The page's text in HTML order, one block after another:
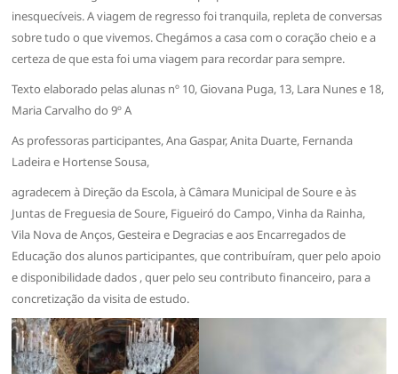
inesquecíveis. A viagem de regresso foi tranquila, repleta de conversas
sobre tudo o que vivemos. Chegámos a casa com o coração cheio e a
certeza de que esta foi uma viagem para recordar para sempre.
Texto elaborado pelas alunas nº 10, Giovana Puga, 13, Lara Nunes e 18,
Maria Carvalho do 9º A
As professoras participantes, Ana Gaspar, Anita Duarte, Fernanda
Ladeira e Hortense Sousa,
agradecem à Direção da Escola, à Câmara Municipal de Soure e às
Juntas de Freguesia de Soure, Figueiró do Campo, Vinha da Rainha,
Vila Nova de Anços, Gesteira e Degracias e aos Encarregados de
Educação dos alunos participantes, que contribuíram, quer pelo apoio
e disponibilidade dados , quer pelo seu contributo financeiro, para a
concretização da visita de estudo.